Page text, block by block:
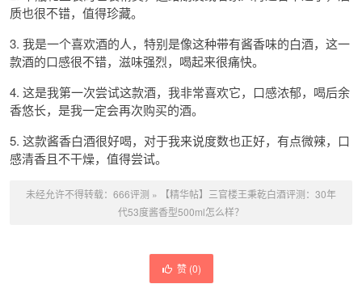
质也很不错，值得珍藏。
3. 我是一个喜欢酒的人，特别是像这种带有酱香味的白酒，这一
款酒的口感很不错，滋味强烈，喝起来很痛快。
4. 这是我第一次尝试这款酒，我非常喜欢它，口感浓郁，喝后余
香悠长，是我一定会再次购买的酒。
5. 这款酱香白酒很好喝，对于我来说度数也正好，有点微辣，口
感清香且不干燥，值得尝试。
未经允许不得转载： 666评测 »
【精华帖】三官楼王秉乾白酒评测：30年
代53度酱香型500ml怎么样？
赞 (0)